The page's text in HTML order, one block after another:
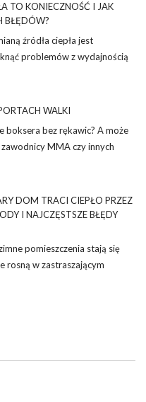
TO KONIECZNOŚĆ I JAK
BŁĘDÓW?
źródła ciepła jest
problemów z wydajnością
WALKI
boksera bez rękawic? A może
MMA czy innych
DOM TRACI CIEPŁO PRZEZ
I NAJCZĘSTSZE BŁĘDY
pomieszczenia stają się
rosną w zastraszającym